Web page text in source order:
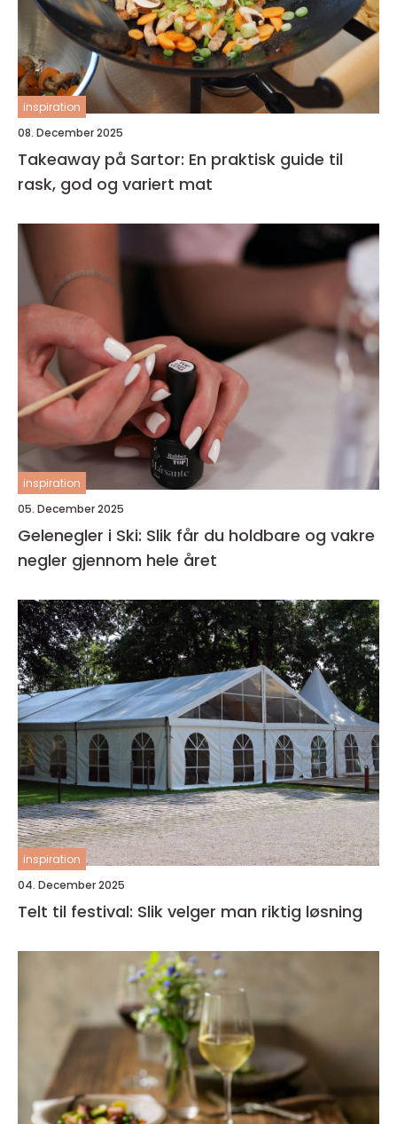
inspiration
08. December 2025
Takeaway på Sartor: En praktisk guide til
rask, god og variert mat
inspiration
05. December 2025
Gelenegler i Ski: Slik får du holdbare og vakre
negler gjennom hele året
inspiration
04. December 2025
Telt til festival: Slik velger man riktig løsning